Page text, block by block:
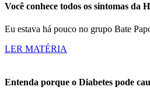
Você conhece todos os sintomas
Eu estava há pouco no grupo Bate
LER MATÉRIA
Entenda porque o Diabetes pode